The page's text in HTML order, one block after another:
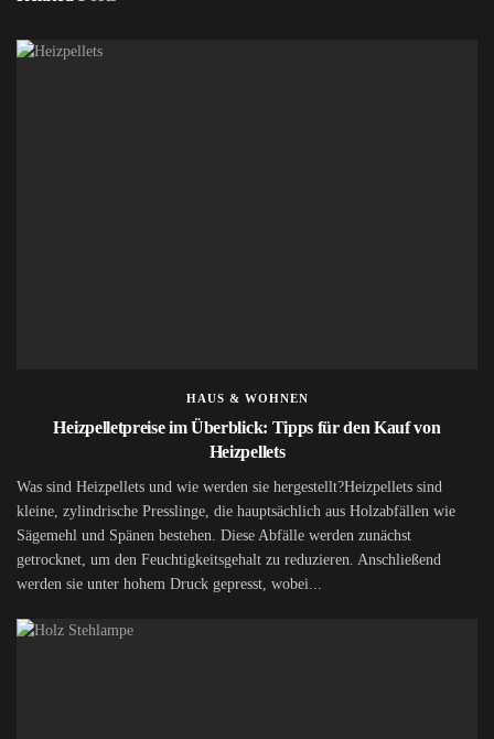
HAUS & WOHNEN
Heizpelletpreise im Überblick: Tipps für den Kauf von
Heizpellets
Was sind Heizpellets und wie werden sie hergestellt?Heizpellets sind
kleine, zylindrische Presslinge, die hauptsächlich aus Holzabfällen wie
Sägemehl und Spänen bestehen. Diese Abfälle werden zunächst
getrocknet, um den Feuchtigkeitsgehalt zu reduzieren. Anschließend
werden sie unter hohem Druck gepresst, wobei...